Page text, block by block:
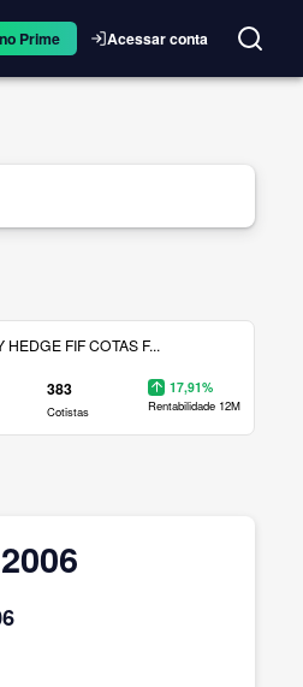
Prime Acessar conta
HEDGE FIF COTAS F...
383
Cotistas
17,91%
Rentabilidade 12M